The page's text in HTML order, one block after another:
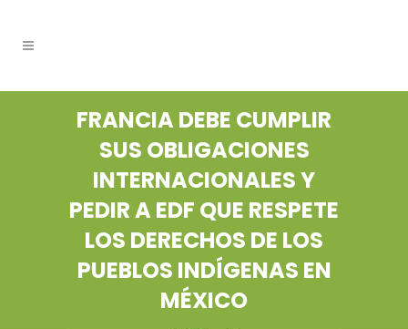
FRANCIA DEBE CUMPLIR
SUS OBLIGACIONES
INTERNACIONALES Y
PEDIR A EDF QUE RESPETE
LOS DERECHOS DE LOS
PUEBLOS INDÍGENAS EN
MÉXICO